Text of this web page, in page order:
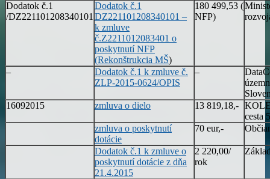
Dodatok č.1
/DZ221101208340101
Dodatok č.1
DZ221101208340101 –
k zmluve
č.Z2211012083401 o
poskytnutí NFP
(Rekonštrukcia MŠ)
180 499,53 (
NFP)
–
Dodatok č.1 k zmluve č.
ZLP-2015-0624/OPIS
–
16092015
zmluva o dielo 13 819,18,-
cesta
zmluva o poskytnutí
dotácie
70 eur,-
Dodatok č.1 k zmluve o
poskytnutí dotácie z dňa
21.4.2015
2 220,00/
rok